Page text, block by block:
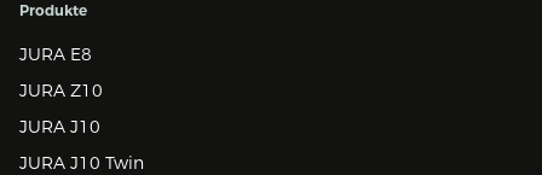
Produkte
JURA E8
JURA Z10
JURA J10
JURA J10 Twin